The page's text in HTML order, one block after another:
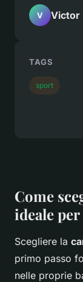
Come
ideale
Scegliere la
primo passo
nelle proprie
V Victor
TAGS
sport